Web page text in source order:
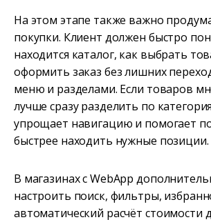
На этом этапе также важно
покупки. Клиент должен быстро
находится каталог, как выбрать
оформить заказ без лишних
меню и разделами. Если товаров
лучше сразу разделить по
упрощает навигацию и помогает
быстрее находить нужные позиции.
В магазинах с WebApp
настроить поиск, фильтры,
автоматический расчёт стоимости